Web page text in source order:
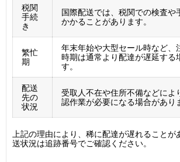
税関
手続
き
国際配送では、税関での検査や
かかることがあります。
繁忙
期
年末年始や大型セール時など、
時期は通常より配達が遅延する
す。
配送
先の
状況
受取人不在や住所不備などによ
認作業が必要になる場合があり
上記の理由により、稀に配達が遅れること
送状況は追跡番号でご確認ください。